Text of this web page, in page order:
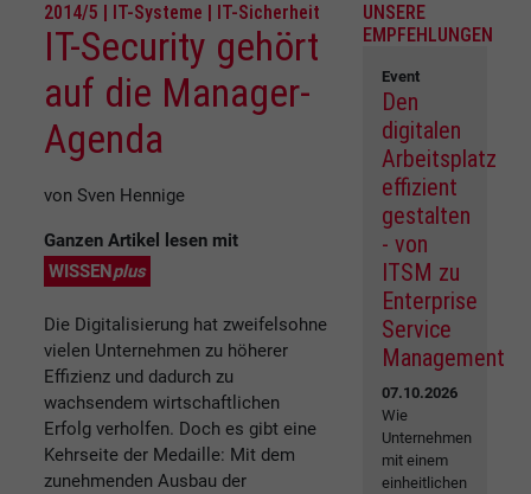
2014/5 | IT-Systeme | IT-Sicherheit
IT-Security gehört
auf die Manager-
Agenda
von Sven Hennige
Ganzen Artikel lesen mit
WISSENplus
Die Digitalisierung hat zweifelsohne
vielen Unternehmen zu höherer
Effizienz und dadurch zu
wachsendem wirtschaftlichen
Erfolg verholfen. Doch es gibt eine
Kehrseite der Medaille: Mit dem
zunehmenden Ausbau der
UNSERE
EMPFEHLUNGEN
Event
Den
digitalen
Arbeitsplatz
effizient
gestalten
- von
ITSM zu
Enterprise
Service
Management
07.10.2026
Wie
Unternehmen
mit einem
einheitlichen